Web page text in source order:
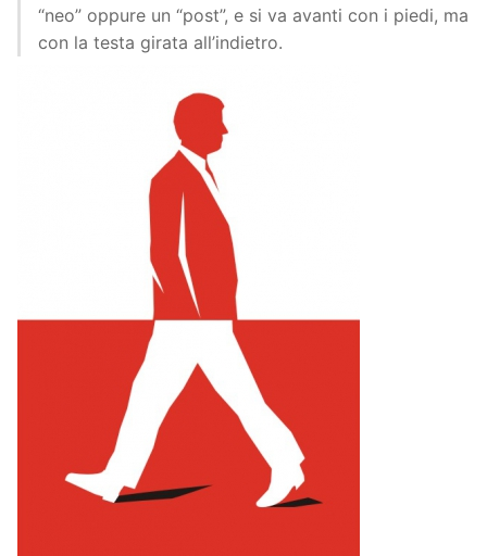
“neo” oppure un “post”, e si va avanti con i piedi, ma
con la testa girata all’indietro.